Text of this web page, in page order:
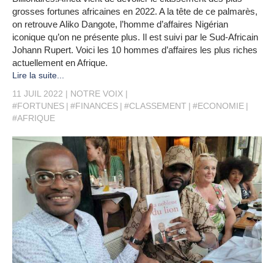
grosses fortunes africaines en 2022. A la tête de ce palmarès,
on retrouve Aliko Dangote, l’homme d’affaires Nigérian
iconique qu’on ne présente plus. Il est suivi par le Sud-Africain
Johann Rupert. Voici les 10 hommes d’affaires les plus riches
actuellement en Afrique.
Lire la suite...
11 JUIL 2022
NOTRE VOIX
#FORTUNES
#FINANCES #CLASSEMENT
#ECONOMIE
#AFRIQUE